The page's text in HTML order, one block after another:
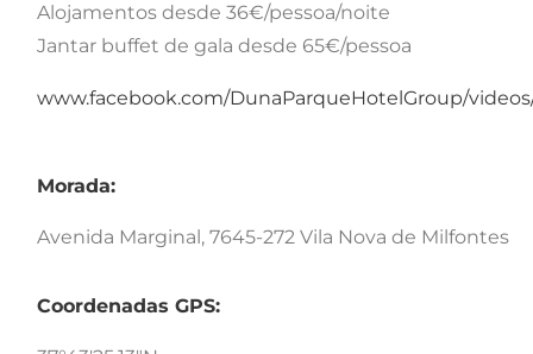
Alojamentos desde 36€/pessoa/noite
Jantar buffet de gala desde 65€/pessoa
www.facebook.com/DunaParqueHotelGroup/videos/
Morada:
Avenida Marginal, 7645-272 Vila Nova de Milfontes
Coordenadas GPS: